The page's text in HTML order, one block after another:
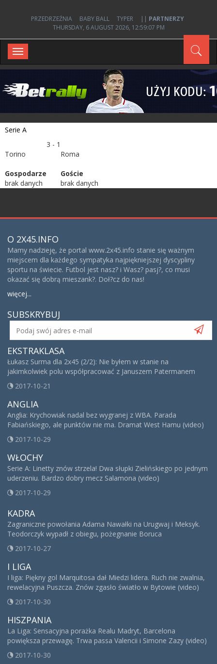
PRZEDRZEŹNIA BABY BALL TYPER || PARTNERZY
THURSDAY, 6 AUGUST 2026, 12:59:07 PM
Toggle
navigation
Serie A
3 - 1
Torino
Roma
Gospodarze
brak danych
Goście
brak danych
O 2X45.INFO
Mamy nadzieję, że portal www.2x45.info stanie się ważnym
miejscem dla każdego sympatyka najpiękniejszej dyscypliny
sportu na świecie. Futbol jest nasz? i Wasz? pasj?, co musi
okazać się dobrą mieszank?. Doł?cz do nas!
więcej...
SUBSKRYBUJ
EKSTRAKLASA
Łukasz Surma dla 2x45 (2/2): Nie byłem w stanie na
jakimkolwiek polu współpracować z Januszem Patermanem
2017-10-21
ANGLIA
Anglia: Krychowiak nadal bez wygranej z WBA. Parada
Fabiańskiego, ale punktów nie ma. Dramat West Hamu (video)
2017-10-29
WŁOCHY
Serie A: Linetty znów strzela! Dwa słupki Zielińskiego po jednym
uderzeniu. Bardzo dobry mecz Salamona (video)
2017-10-29
KADRA
Zagraniczne powołania Adama Nawałki na Urugwaj i Meksyk.
Teodorczyk wypadł z obiegu, pożegnanie Boruca
2017-10-27
I LIGA
I liga: Piękny gol Marquitosa dał Miedzi lidera. Ruch nie zwalnia,
rewelacyjna Puszcza. Znów zgasło światło w Bytowie (video)
2017-10-30
HISZPANIA
La Liga: Sensacyjna porażka Realu Madryt, Barcelona
powiększa przewagę. Trwa passa Valencii i Simone Zazy (video)
2017-10-30